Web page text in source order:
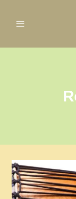
Inhalt